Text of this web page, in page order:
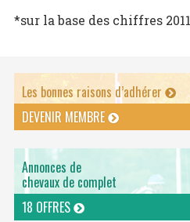
*sur la base des chiffres 2011
Les bonnes raisons d’adhérer
DEVENIR MEMBRE
Annonces de
chevaux de complet
18 OFFRES